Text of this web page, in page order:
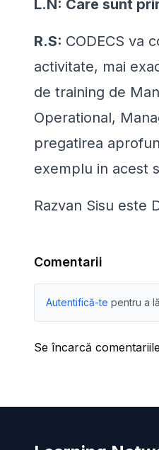
L.N: Care sunt
R.S: CODECS va
activitate, mai
de training de
Operational,
pregatirea
exemplu in acest
Razvan Sisu este
Comentarii
Autentifică-te pentru a
Se încarcă